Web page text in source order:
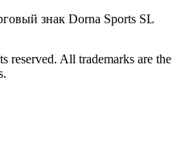
знак Dorna Sports SL
All trademarks are the